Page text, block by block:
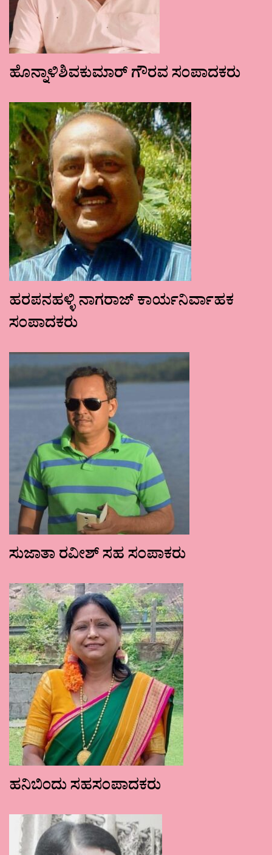
ಹೊನ್ನಾಳಿಶಿವಕುಮಾರ್ ಗೌರವ ಸಂಪಾದಕರು
ಹರಪನಹಳ್ಳಿ ನಾಗರಾಜ್ ಕಾರ್ಯನಿರ್ವಾಹಕ
ಸಂಪಾದಕರು
ಸುಜಾತಾ ರವೀಶ್ ಸಹ ಸಂಪಾಕರು
ಹನಿಬಿಂದು ಸಹಸಂಪಾದಕರು